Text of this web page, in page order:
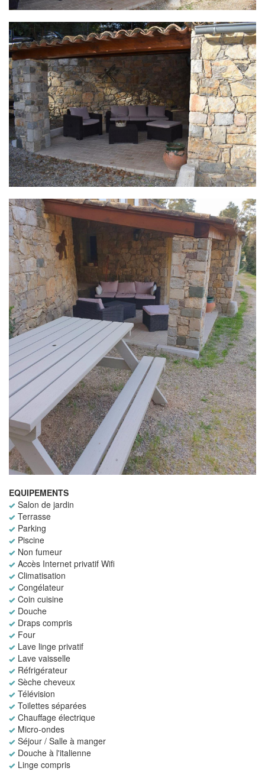
EQUIPEMENTS
Salon de jardin
Terrasse
Parking
Piscine
Non fumeur
Accès Internet privatif Wifi
Climatisation
Congélateur
Coin cuisine
Douche
Draps compris
Four
Lave linge privatif
Lave vaisselle
Réfrigérateur
Sèche cheveux
Télévision
Toilettes séparées
Chauffage électrique
Micro-ondes
Séjour / Salle à manger
Douche à l'italienne
Linge compris